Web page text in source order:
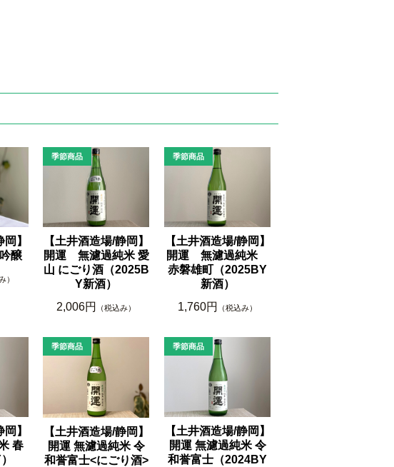
】
醸
）
【土井酒造場/静岡】
開運 無濾過純米 愛
山 にごり酒（2025B
Y新酒）
2,006円
（税込み）
【土井酒造場/静岡】
開運 無濾過純米
赤磐雄町（2025BY
新酒）
1,760円
（税込み）
】
春
【土井酒造場/静岡】
開運 無濾過純米 令
和誉富士<にごり酒>
【土井酒造場/静岡】
開運 無濾過純米 令
和誉富士（2024BY